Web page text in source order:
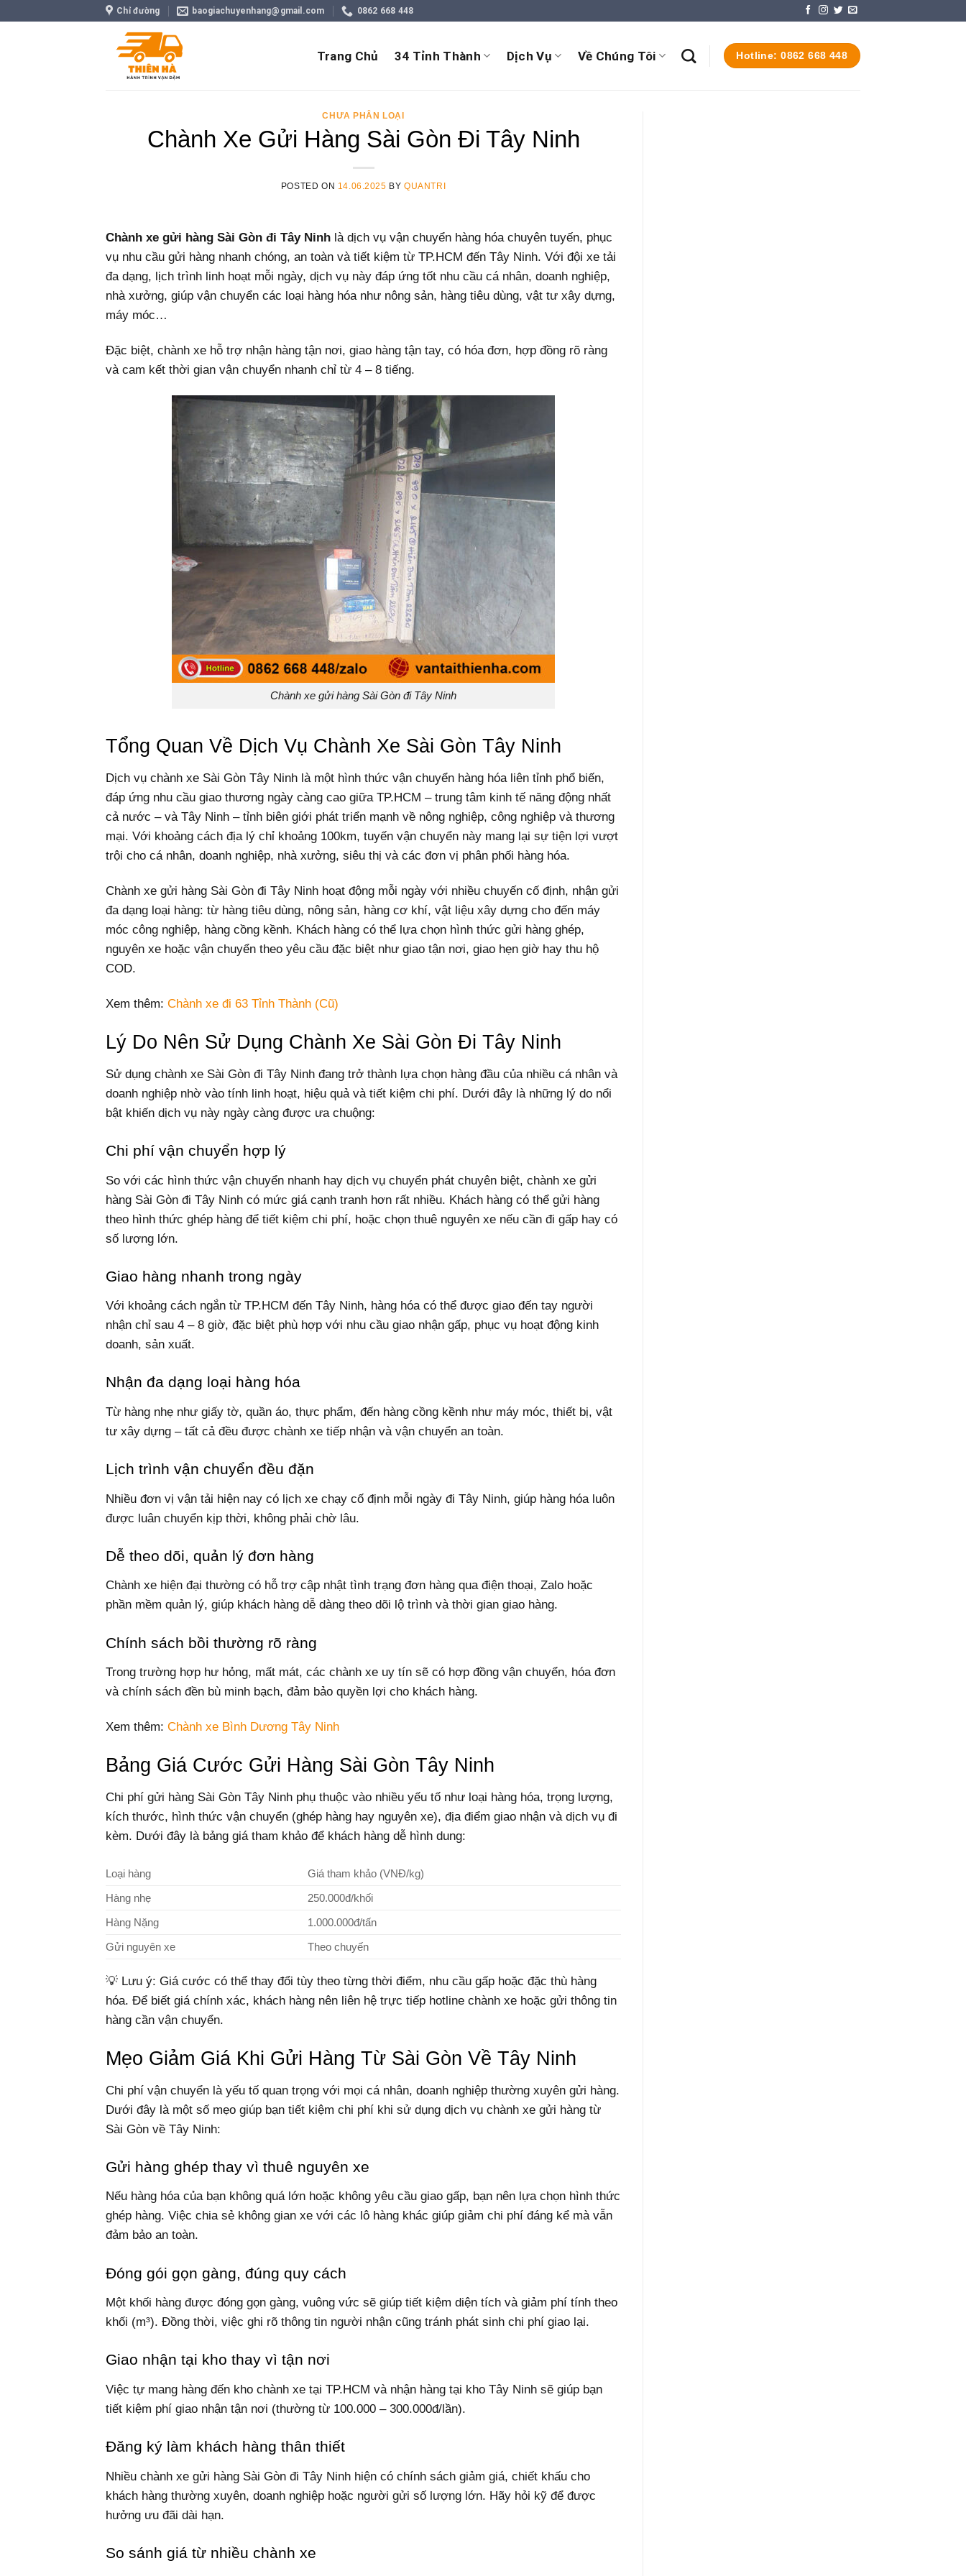
Chỉ đường baogiachuyenhang@gmail.com 0862 668 448
Trang Chủ 34 Tỉnh Thành Dịch Vụ Về Chúng Tôi Hotline: 0862 668 448
CHƯA PHÂN LOẠI
Chành Xe Gửi Hàng Sài Gòn Đi Tây Ninh
POSTED ON 14.06.2025 BYQUANTRI
Chành xe gửi hàng Sài Gòn đi Tây Ninh là dịch vụ vận chuyển hàng hóa chuyên tuyến, phục
vụ nhu cầu gửi hàng nhanh chóng, an toàn và tiết kiệm từ TP.HCM đến Tây Ninh. Với đội xe tải
đa dạng, lịch trình linh hoạt mỗi ngày, dịch vụ này đáp ứng tốt nhu cầu cá nhân, doanh nghiệp,
nhà xưởng, giúp vận chuyển các loại hàng hóa như nông sản, hàng tiêu dùng, vật tư xây dựng,
máy móc…
Đặc biệt, chành xe hỗ trợ nhận hàng tận nơi, giao hàng tận tay, có hóa đơn, hợp đồng rõ ràng
và cam kết thời gian vận chuyển nhanh chỉ từ 4 – 8 tiếng.
Chành xe gửi hàng Sài Gòn đi Tây Ninh
Tổng Quan Về Dịch Vụ Chành Xe Sài Gòn Tây Ninh
Dịch vụ chành xe Sài Gòn Tây Ninh là một hình thức vận chuyển hàng hóa liên tỉnh phổ biến,
đáp ứng nhu cầu giao thương ngày càng cao giữa TP.HCM – trung tâm kinh tế năng động nhất
cả nước – và Tây Ninh – tỉnh biên giới phát triển mạnh về nông nghiệp, công nghiệp và thương
mại. Với khoảng cách địa lý chỉ khoảng 100km, tuyến vận chuyển này mang lại sự tiện lợi vượt
trội cho cá nhân, doanh nghiệp, nhà xưởng, siêu thị và các đơn vị phân phối hàng hóa.
Chành xe gửi hàng Sài Gòn đi Tây Ninh hoạt động mỗi ngày với nhiều chuyến cố định, nhận gửi
đa dạng loại hàng: từ hàng tiêu dùng, nông sản, hàng cơ khí, vật liệu xây dựng cho đến máy
móc công nghiệp, hàng cồng kềnh. Khách hàng có thể lựa chọn hình thức gửi hàng ghép,
nguyên xe hoặc vận chuyển theo yêu cầu đặc biệt như giao tận nơi, giao hẹn giờ hay thu hộ
COD.
Xem thêm: Chành xe đi 63 Tỉnh Thành (Cũ)
Lý Do Nên Sử Dụng Chành Xe Sài Gòn Đi Tây Ninh
Sử dụng chành xe Sài Gòn đi Tây Ninh đang trở thành lựa chọn hàng đầu của nhiều cá nhân và
doanh nghiệp nhờ vào tính linh hoạt, hiệu quả và tiết kiệm chi phí. Dưới đây là những lý do nổi
bật khiến dịch vụ này ngày càng được ưa chuộng:
Chi phí vận chuyển hợp lý
So với các hình thức vận chuyển nhanh hay dịch vụ chuyển phát chuyên biệt, chành xe gửi
hàng Sài Gòn đi Tây Ninh có mức giá cạnh tranh hơn rất nhiều. Khách hàng có thể gửi hàng
theo hình thức ghép hàng để tiết kiệm chi phí, hoặc chọn thuê nguyên xe nếu cần đi gấp hay có
số lượng lớn.
Giao hàng nhanh trong ngày
Với khoảng cách ngắn từ TP.HCM đến Tây Ninh, hàng hóa có thể được giao đến tay người
nhận chỉ sau 4 – 8 giờ, đặc biệt phù hợp với nhu cầu giao nhận gấp, phục vụ hoạt động kinh
doanh, sản xuất.
Nhận đa dạng loại hàng hóa
Từ hàng nhẹ như giấy tờ, quần áo, thực phẩm, đến hàng cồng kềnh như máy móc, thiết bị, vật
tư xây dựng – tất cả đều được chành xe tiếp nhận và vận chuyển an toàn.
Lịch trình vận chuyển đều đặn
Nhiều đơn vị vận tải hiện nay có lịch xe chạy cố định mỗi ngày đi Tây Ninh, giúp hàng hóa luôn
được luân chuyển kịp thời, không phải chờ lâu.
Dễ theo dõi, quản lý đơn hàng
Chành xe hiện đại thường có hỗ trợ cập nhật tình trạng đơn hàng qua điện thoại, Zalo hoặc
phần mềm quản lý, giúp khách hàng dễ dàng theo dõi lộ trình và thời gian giao hàng.
Chính sách bồi thường rõ ràng
Trong trường hợp hư hỏng, mất mát, các chành xe uy tín sẽ có hợp đồng vận chuyển, hóa đơn
và chính sách đền bù minh bạch, đảm bảo quyền lợi cho khách hàng.
Xem thêm: Chành xe Bình Dương Tây Ninh
Bảng Giá Cước Gửi Hàng Sài Gòn Tây Ninh
Chi phí gửi hàng Sài Gòn Tây Ninh phụ thuộc vào nhiều yếu tố như loại hàng hóa, trọng lượng,
kích thước, hình thức vận chuyển (ghép hàng hay nguyên xe), địa điểm giao nhận và dịch vụ đi
kèm. Dưới đây là bảng giá tham khảo để khách hàng dễ hình dung:
Loại hàng
Giá tham khảo (VNĐ/kg)
Hàng nhẹ
250.000đ/khối
Hàng Nặng
1.000.000đ/tấn
Gửi nguyên xe
Theo chuyến
💡 Lưu ý: Giá cước có thể thay đổi tùy theo từng thời điểm, nhu cầu gấp hoặc đặc thù hàng
hóa. Để biết giá chính xác, khách hàng nên liên hệ trực tiếp hotline chành xe hoặc gửi thông tin
hàng cần vận chuyển.
Mẹo Giảm Giá Khi Gửi Hàng Từ Sài Gòn Về Tây Ninh
Chi phí vận chuyển là yếu tố quan trọng với mọi cá nhân, doanh nghiệp thường xuyên gửi hàng.
Dưới đây là một số mẹo giúp bạn tiết kiệm chi phí khi sử dụng dịch vụ chành xe gửi hàng từ
Sài Gòn về Tây Ninh:
Gửi hàng ghép thay vì thuê nguyên xe
Nếu hàng hóa của bạn không quá lớn hoặc không yêu cầu giao gấp, bạn nên lựa chọn hình thức
ghép hàng. Việc chia sẻ không gian xe với các lô hàng khác giúp giảm chi phí đáng kể mà vẫn
đảm bảo an toàn.
Đóng gói gọn gàng, đúng quy cách
Một khối hàng được đóng gọn gàng, vuông vức sẽ giúp tiết kiệm diện tích và giảm phí tính theo
khối (m³). Đồng thời, việc ghi rõ thông tin người nhận cũng tránh phát sinh chi phí giao lại.
Giao nhận tại kho thay vì tận nơi
Việc tự mang hàng đến kho chành xe tại TP.HCM và nhận hàng tại kho Tây Ninh sẽ giúp bạn
tiết kiệm phí giao nhận tận nơi (thường từ 100.000 – 300.000đ/lần).
Đăng ký làm khách hàng thân thiết
Nhiều chành xe gửi hàng Sài Gòn đi Tây Ninh hiện có chính sách giảm giá, chiết khấu cho
khách hàng thường xuyên, doanh nghiệp hoặc người gửi số lượng lớn. Hãy hỏi kỹ để được
hưởng ưu đãi dài hạn.
So sánh giá từ nhiều chành xe